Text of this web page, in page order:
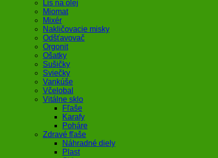
Lis na olej
Miomat
Mixér
Nakličovacie misky
Odšťavovač
Orgonit
Ošatky
Sušičky
Sviečky
Vankúše
Včelobal
Vitálne sklo
Fľaše
Karafy
Poháre
Zdravé fľaše
Náhradné diely
Plast